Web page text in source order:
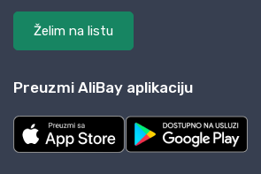
Želim na listu
Preuzmi AliBay aplikaciju